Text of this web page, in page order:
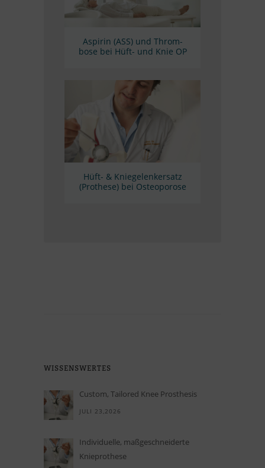
Aspi­rin (ASS) und Throm­
bose bei Hüft- und Knie OP
Hüft- & Knie­ge­lenk­er­satz
(Pro­these) bei Osteoporose
WIS­SENS­WER­TES
Custom, Tailored Knee Prosthesis
JULI 23,2026
In­di­vi­du­elle, maß­ge­schnei­derte
Knieprothese